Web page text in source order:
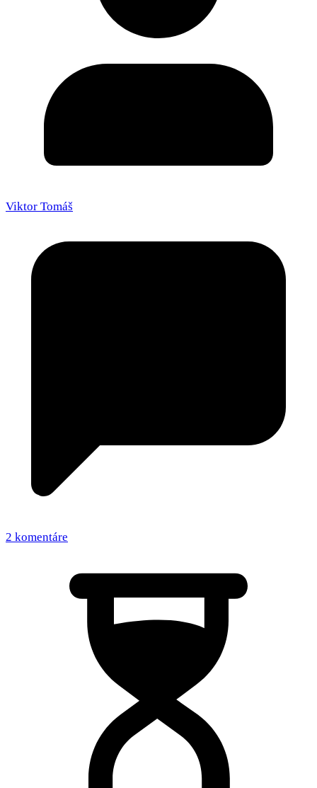
Viktor Tomáš
2 komentáre